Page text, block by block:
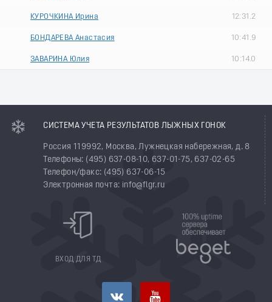
КУРОЧКИНА Ирина 12:31.2
БОНДАРЕВА Анастасия 10:41.9
ЗАВАРИНА Юлия 10:14.0
СИСТЕМА УЧЕТА РЕЗУЛЬТАТОВ ЛЫЖНЫХ ГОНОК
Россия 119992, Москва, Лужнецкая набережная, д. 8
Телефоны: (495) 637-08-10, 637-01-75, 637-02-65
Телефон/факс: (495) 637-06-15
Электронная почта: info@flgr.ru
ВХОД ДЛЯ ТД